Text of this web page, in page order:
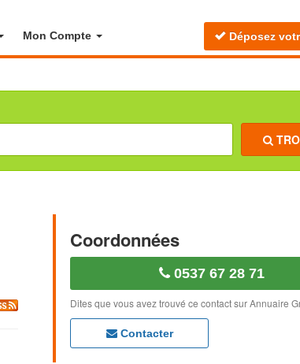
Mon Compte Déposez
Coordonnées
0537 67 28 71
Dites que vous avez trouvé ce contact sur Annuaire
Contacter